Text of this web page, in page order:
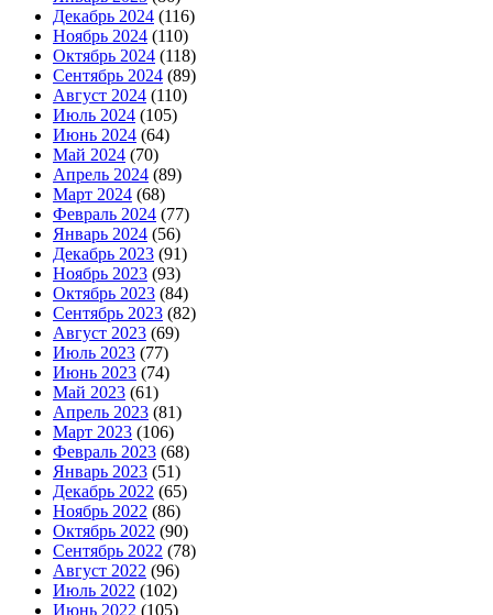
Декабрь 2024 (116)
Ноябрь 2024 (110)
Октябрь 2024 (118)
Сентябрь 2024 (89)
Август 2024 (110)
Июль 2024 (105)
Июнь 2024 (64)
Май 2024 (70)
Апрель 2024 (89)
Март 2024 (68)
Февраль 2024 (77)
Январь 2024 (56)
Декабрь 2023 (91)
Ноябрь 2023 (93)
Октябрь 2023 (84)
Сентябрь 2023 (82)
Август 2023 (69)
Июль 2023 (77)
Июнь 2023 (74)
Май 2023 (61)
Апрель 2023 (81)
Март 2023 (106)
Февраль 2023 (68)
Январь 2023 (51)
Декабрь 2022 (65)
Ноябрь 2022 (86)
Октябрь 2022 (90)
Сентябрь 2022 (78)
Август 2022 (96)
Июль 2022 (102)
Июнь 2022 (105)